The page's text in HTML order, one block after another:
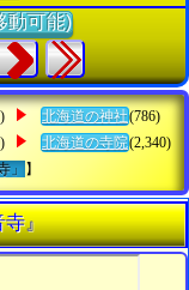
動可能)
北海道の神社(786)
北海道の寺院(2,340)
」 】
寺』